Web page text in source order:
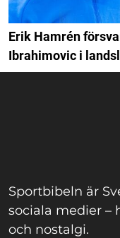
Erik Hamrén
Ibrahimovic i
Sportbibeln är
sociala medier –
och nostalgi.